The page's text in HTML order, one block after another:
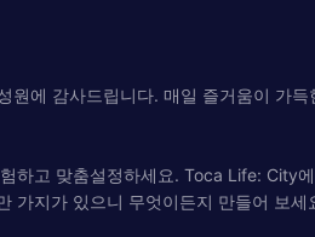
원에 감사드립니다. 매일 즐거움이 가
하고 맞춤설정하세요. Toca Life: City
가지가 있으니 무엇이든지 만들어 보세